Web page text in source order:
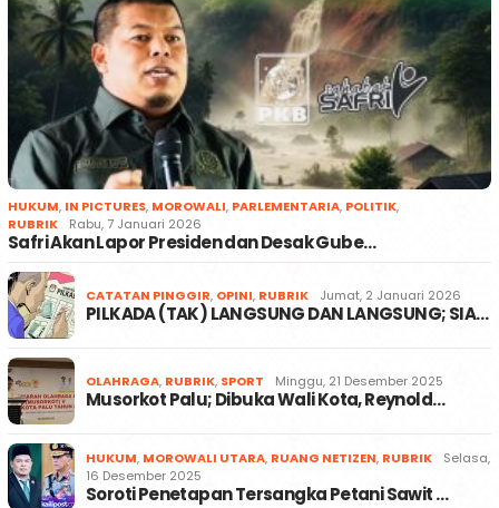
HUKUM, IN PICTURES, MOROWALI, PARLEMENTARIA, POLITIK,
RUBRIK
Rabu, 7 Januari 2026
Safri Akan Lapor Presiden dan Desak Gube…
CATATAN PINGGIR, OPINI, RUBRIK Jumat, 2 Januari 2026
PILKADA (TAK) LANGSUNG DAN LANGSUNG; SIA…
OLAHRAGA, RUBRIK, SPORT Minggu, 21 Desember 2025
Musorkot Palu; Dibuka Wali Kota, Reynold…
HUKUM, MOROWALI UTARA, RUANG NETIZEN, RUBRIK
Selasa,
16 Desember 2025
Soroti Penetapan Tersangka Petani Sawit …